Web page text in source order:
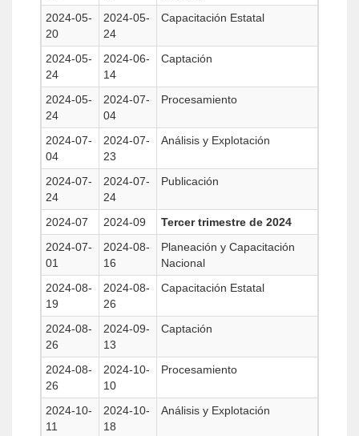
2024-05-
20
2024-05-
24
Capacitación Estatal
2024-05-
24
2024-06-
14
Captación
2024-05-
24
2024-07-
04
Procesamiento
2024-07-
04
2024-07-
23
Análisis y Explotación
2024-07-
24
2024-07-
24
Publicación
2024-07 2024-09
Tercer trimestre de 2024
2024-07-
01
2024-08-
16
Planeación y Capacitación
Nacional
2024-08-
19
2024-08-
26
Capacitación Estatal
2024-08-
26
2024-09-
13
Captación
2024-08-
26
2024-10-
10
Procesamiento
2024-10-
11
2024-10-
18
Análisis y Explotación